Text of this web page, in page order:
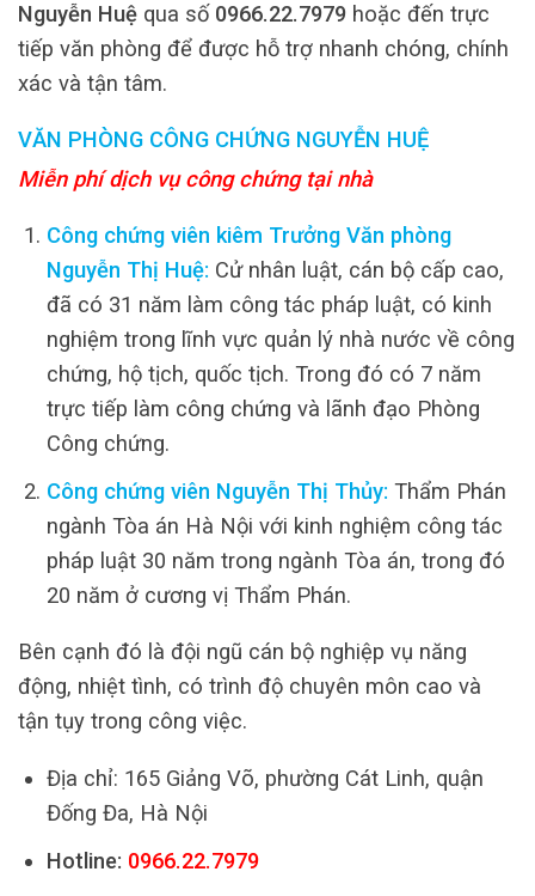
Nguyễn Huệ qua số 0966.22.7979 hoặc đến trực
tiếp văn phòng để được hỗ trợ nhanh chóng, chính
xác và tận tâm.
VĂN PHÒNG CÔNG CHỨNG NGUYỄN HUỆ
Miễn phí dịch vụ công chứng tại nhà
Công chứng viên kiêm Trưởng Văn phòng
Nguyễn Thị Huệ: Cử nhân luật, cán bộ cấp cao,
đã có 31 năm làm công tác pháp luật, có kinh
nghiệm trong lĩnh vực quản lý nhà nước về công
chứng, hộ tịch, quốc tịch. Trong đó có 7 năm
trực tiếp làm công chứng và lãnh đạo Phòng
Công chứng.
Công chứng viên Nguyễn Thị Thủy: Thẩm Phán
ngành Tòa án Hà Nội với kinh nghiệm công tác
pháp luật 30 năm trong ngành Tòa án, trong đó
20 năm ở cương vị Thẩm Phán.
Bên cạnh đó là đội ngũ cán bộ nghiệp vụ năng
động, nhiệt tình, có trình độ chuyên môn cao và
tận tụy trong công việc.
Địa chỉ: 165 Giảng Võ, phường Cát Linh, quận
Đống Đa, Hà Nội
Hotline: 0966.22.7979